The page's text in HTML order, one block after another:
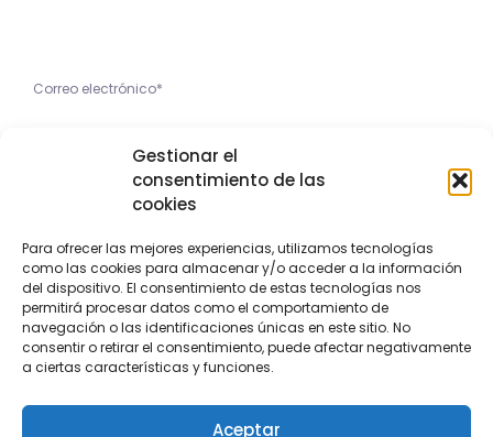
Gestionar el
consentimiento de las
cookies
Para ofrecer las mejores experiencias, utilizamos tecnologías
como las cookies para almacenar y/o acceder a la información
del dispositivo. El consentimiento de estas tecnologías nos
permitirá procesar datos como el comportamiento de
navegación o las identificaciones únicas en este sitio. No
consentir o retirar el consentimiento, puede afectar negativamente
a ciertas características y funciones.
Aceptar
Política de Privacidad
Apúntame
Copyright © 2023 Feria Valencia
Aviso LegalPolítica de privacidadPolítica de cookies